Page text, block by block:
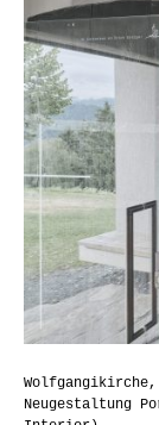
Wolfgangikirche,
Neugestaltung